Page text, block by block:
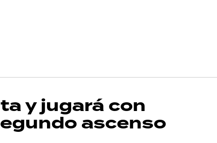
y jugará con
ascenso